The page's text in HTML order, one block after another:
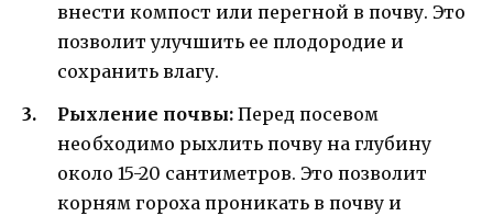
внести компост или перегной в почву. Это
позволит улучшить ее плодородие и
сохранить влагу.
Рыхление почвы: Перед посевом
необходимо рыхлить почву на глубину
около 15-20 сантиметров. Это позволит
корням гороха проникать в почву и